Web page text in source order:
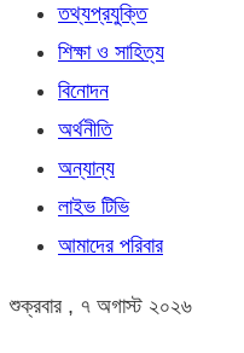
তথ্যপ্রযুক্তি
শিক্ষা ও সাহিত্য
বিনোদন
অর্থনীতি
অন্যান্য
লাইভ টিভি
আমাদের পরিবার
শুক্রবার , ৭ অগাস্ট ২০২৬